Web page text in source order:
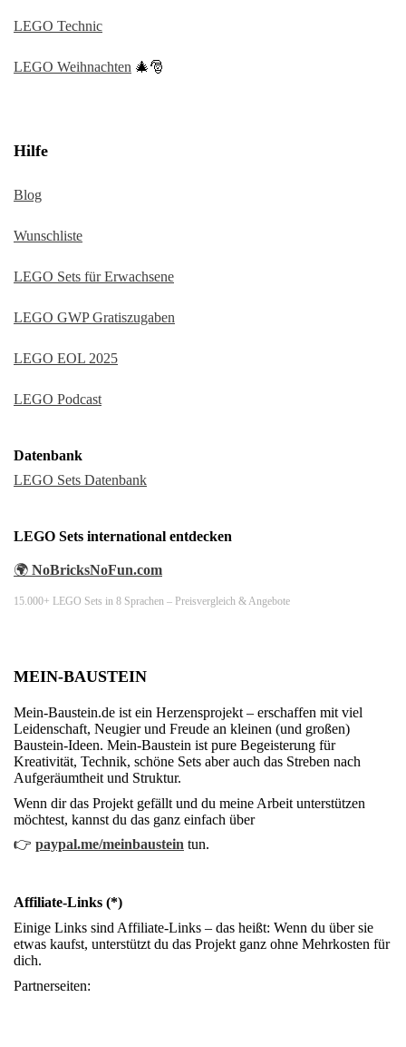
LEGO Technic
LEGO Weihnachten 🎄🎅
Hilfe
Blog
Wunschliste
LEGO Sets für Erwachsene
LEGO GWP Gratiszugaben
LEGO EOL 2025
LEGO Podcast
Datenbank
LEGO Sets Datenbank
LEGO Sets international entdecken
🌍 NoBricksNoFun.com
15.000+ LEGO Sets in 8 Sprachen – Preisvergleich & Angebote
MEIN-BAUSTEIN
Mein-Baustein.de ist ein Herzensprojekt – erschaffen mit viel
Leidenschaft, Neugier und Freude an kleinen (und großen)
Baustein-Ideen. Mein-Baustein ist pure Begeisterung für
Kreativität, Technik, schöne Sets aber auch das Streben nach
Aufgeräumtheit und Struktur.
Wenn dir das Projekt gefällt und du meine Arbeit unterstützen
möchtest, kannst du das ganz einfach über
👉 paypal.me/meinbaustein tun.
Affiliate-Links (*)
Einige Links sind Affiliate-Links – das heißt: Wenn du über sie
etwas kaufst, unterstützt du das Projekt ganz ohne Mehrkosten für
dich.
Partnerseiten: